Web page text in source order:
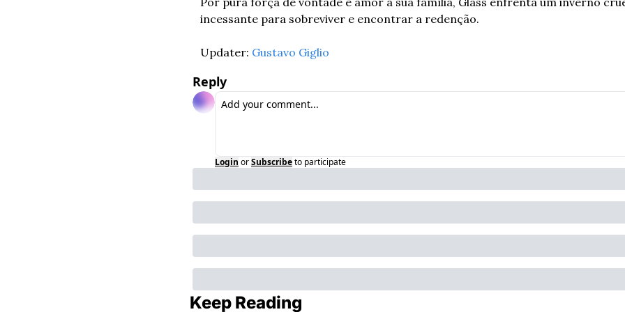
incessante para sobreviver e encontrar a redenção.
Updater: Gustavo Giglio
Reply
Login orSubscribeto participate
Keep Reading